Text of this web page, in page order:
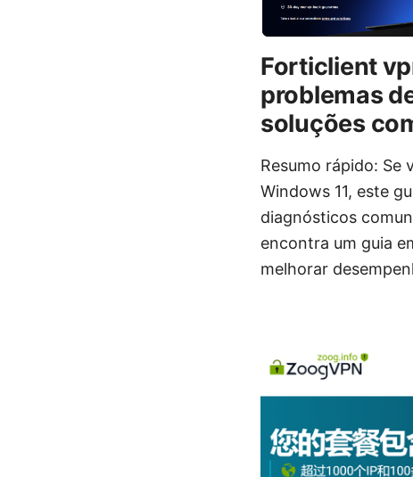
Forticlient
problemas
soluções
Resumo rápido: Se
Windows 11, este
diagnósticos
encontra um guia
melhorar